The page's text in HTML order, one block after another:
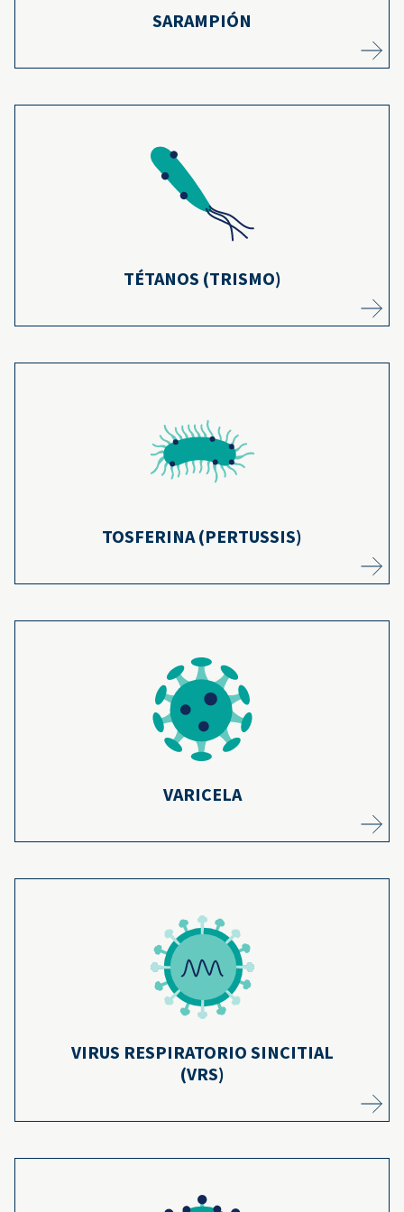
SARAMPIÓN
TÉTANOS (TRISMO)
Debido a las vacunaciones de rutina, las
muertes por tétanos han disminuido en un
99 % en los Estados Unidos desde 1947.
Más información
TOSFERINA (PERTUSSIS)
vacunas que protegen contra la tosferina,
los casos de la enfermedad han disminuido
en más del 75%.
23
VARICELA
La vacuna contra la varicela previene más de
3.5 millones de casos de varicela cada año.
Más información
VIRUS RESPIRATORIO SINCITIAL
(VRS)
El VRS es una de las principales causas de
hospitalización en bebés, pero el anticuerpo
contra el VRS puede ayudar a su bebé a
combatir la infección.
18
Más información
Las infecciones por VPH causan alrededor